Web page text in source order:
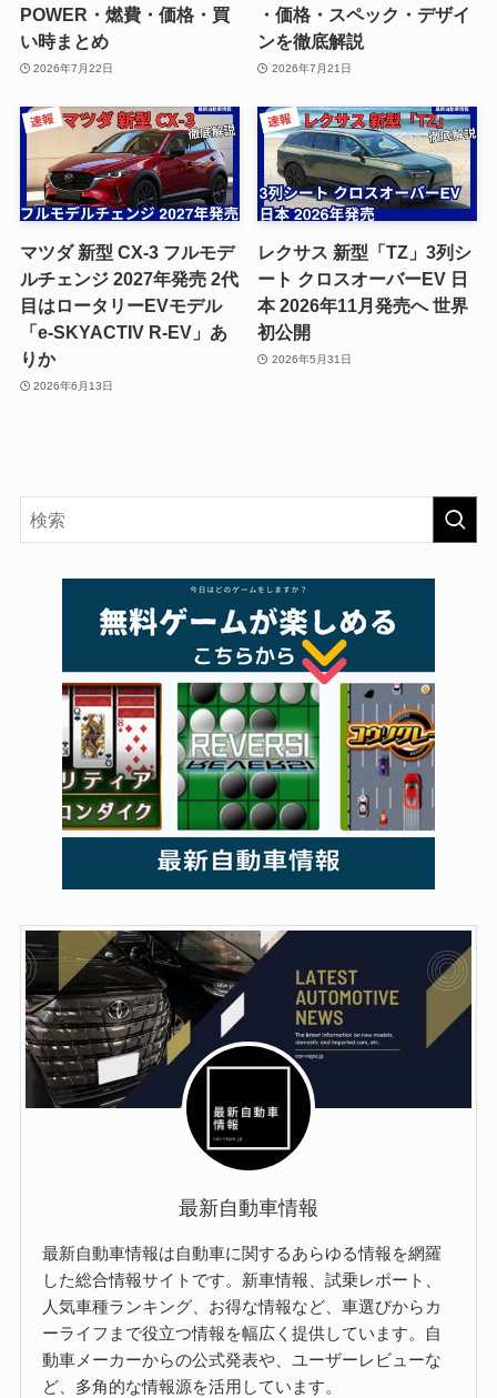
POWER・燃費・価格・買
い時まとめ
2026年7月22日
・価格・スペック・デザイ
ンを徹底解説
2026年7月21日
マツダ 新型 CX-3 フルモデ
ルチェンジ 2027年発売 2代
目はロータリーEVモデル
「e-SKYACTIV R-EV」あ
りか
2026年6月13日
レクサス 新型「TZ」3列シ
ート クロスオーバーEV 日
本 2026年11月発売へ 世界
初公開
2026年5月31日
最新自動車情報
最新自動車情報は自動車に関するあらゆる情報を網羅
した総合情報サイトです。新車情報、試乗レポート、
人気車種ランキング、お得な情報など、車選びからカ
ーライフまで役立つ情報を幅広く提供しています。自
動車メーカーからの公式発表や、ユーザーレビューな
ど、多角的な情報源を活用しています。